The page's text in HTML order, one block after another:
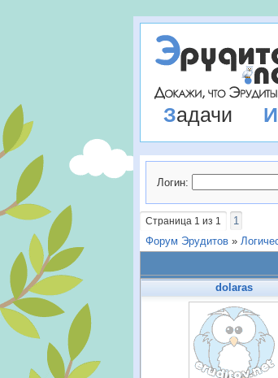
Задачи
Логин:
Страница 1 из 1
1
Форум Эрудитов »
dolaras